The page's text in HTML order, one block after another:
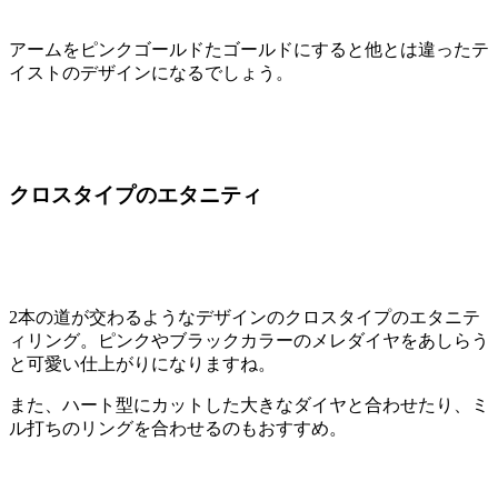
アームをピンクゴールドたゴールドにすると他とは違ったテ
イストのデザインになるでしょう。
クロスタイプのエタニティ
2本の道が交わるようなデザインのクロスタイプのエタニテ
ィリング。ピンクやブラックカラーのメレダイヤをあしらう
と可愛い仕上がりになりますね。
また、ハート型にカットした大きなダイヤと合わせたり、ミ
ル打ちのリングを合わせるのもおすすめ。